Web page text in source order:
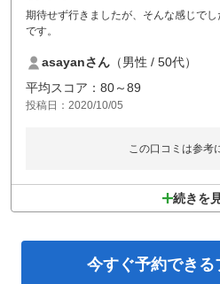
期待せず行きましたが、そんな感じで
です。
asayanさん （男性 / 50代）
平均スコア：80～89
投稿日：2020/10/05
この口コミは参考
続きを
今すぐ予約できる